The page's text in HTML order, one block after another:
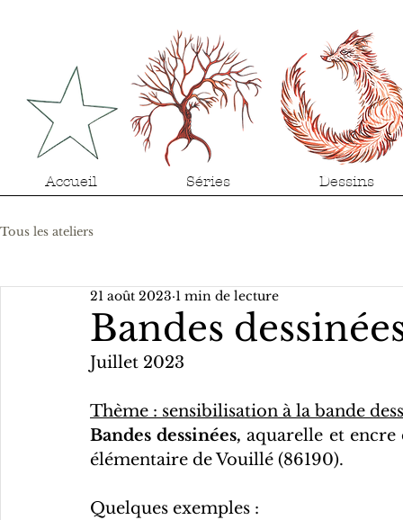
Tous les ateliers
Bandes
21 août 2023 1 min de lecture
Juillet 2023
Thème : sensibilisation à la bande
Bandes dessinées, aquarelle et encre
élémentaire de Vouillé (86190).
Quelques exemples :
Accueil Séries Dessins